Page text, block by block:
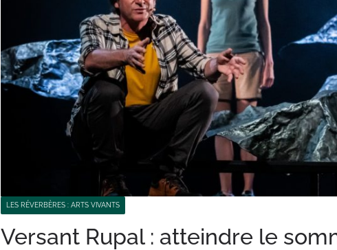
LES RÉVERBÈRES : ARTS VIVANTS
Versant Rupal : atteindre le